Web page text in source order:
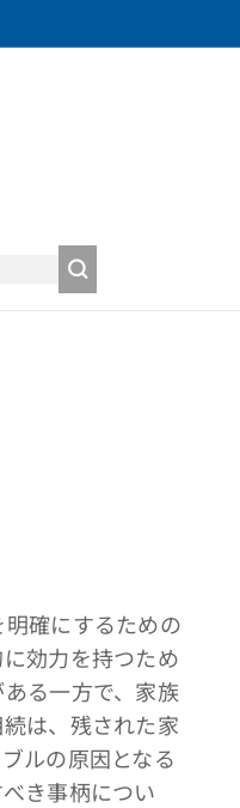
確にするための
効力を持つため
る一方で、家族
は、残された家
ルの原因となる
き事柄につい